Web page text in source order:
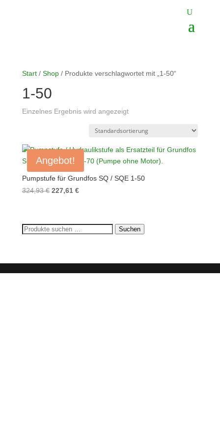
Start/ Shop/ Produkte verschlagwortet mit „1-50“
1-50
Einzelnes Ergebnis wird angezeigt
Angebot!
Pumpstufe für Grundfos SQ / SQE 1-50
324,93€ Ursprünglicher
324,93 €
227,61 €Aktueller
227,61 €.
Suchen
Suchen